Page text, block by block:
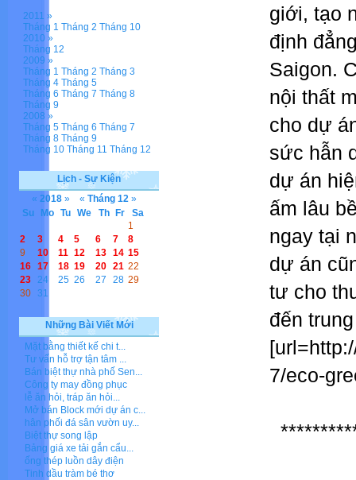
giới, tạo
định
Saigon.
nội thất
cho dự
sức hẫn
dự án
ấm lâu
ngay tại
dự án
tư cho
đến
7/eco-
2011 »
Tháng 1 Tháng 2 Tháng 10
2010 »
Tháng 12
2009 »
Tháng 1 Tháng 2 Tháng 3
Tháng 4 Tháng 5
Tháng 6 Tháng 7 Tháng 8
Tháng 9
2008 »
Tháng 5 Tháng 6 Tháng 7
Tháng 8 Tháng 9
Tháng 10 Tháng 11 Tháng 12
Lịch - Sự Kiện
« 2018 » « Tháng 12 »
Su
Mo Tu We Th Fr
Sa
1
2
3 4 5 6 7
8
9
10 11 12 13 14 15
16 17 18 19 20 21 22
23
24 25 26 27 28 29
30
31
Những Bài Viết Mới
Mặt bằng thiết kế chi t...
Tư vấn hỗ trợ tận tâm ...
Bán biệt thự nhà phố Sen...
Công ty may đồng phục
lễ ăn hỏi, tráp ăn hỏi...
Mở bán Block mới dự án c...
hân phối đá sân vườn uy...
Biệt thự song lập
Bảng giá xe tải gắn cẩu...
ống thép luồn dây điện
Tinh dầu tràm bé thơ